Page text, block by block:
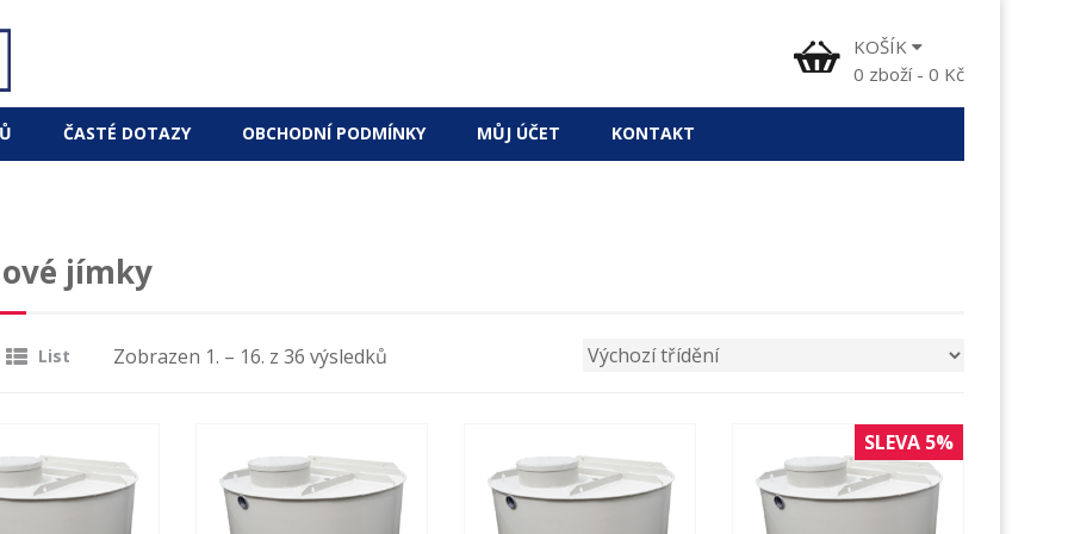
KOŠÍK
0 zboží- 0 Kč
ČASTÉ DOTAZY OBCHODNÍ PODMÍNKY MŮJ ÚČET KONTAKT
jímky
List Zobrazen 1. – 16. z 36 výsledků
SLEVA 5%